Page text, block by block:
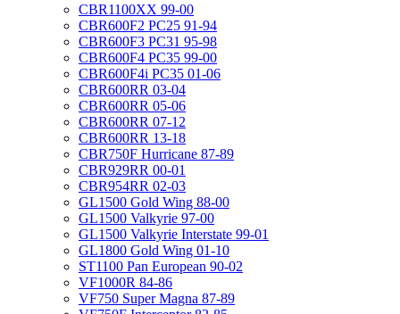
CBR1100XX 99-00
CBR600F2 PC25 91-94
CBR600F3 PC31 95-98
CBR600F4 PC35 99-00
CBR600F4i PC35 01-06
CBR600RR 03-04
CBR600RR 05-06
CBR600RR 07-12
CBR600RR 13-18
CBR750F Hurricane 87-89
CBR929RR 00-01
CBR954RR 02-03
GL1500 Gold Wing 88-00
GL1500 Valkyrie 97-00
GL1500 Valkyrie Interstate 99-01
GL1800 Gold Wing 01-10
ST1100 Pan European 90-02
VF1000R 84-86
VF750 Super Magna 87-89